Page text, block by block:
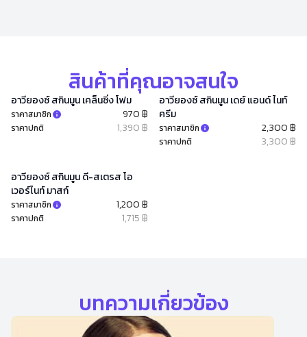
สินค้าที่คุณอาจสนใจ
อาวียองซ์ สกินมูน เคล็นซิ่ง โฟม
ราคาสมาชิก 970 ฿
ราคาปกติ 1,390 ฿
อาวียองซ์ สกินมูน เดย์ แอนด์ ไนท์
ครีม
ราคาสมาชิก 2,300 ฿
ราคาปกติ 3,300 ฿
อาวียองซ์ สกินมูน ดี-สเตรส โอ
เวอร์ไนท์ มาสก์
ราคาสมาชิก 1,200 ฿
ราคาปกติ 1,715 ฿
บทความเกี่ยวข้อง